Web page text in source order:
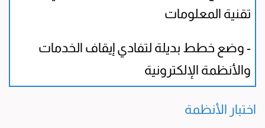
تقنية المعلومات
- وضع خطط بديلة لتفادي إيقاف الخدمات
والأنظمة الإلكترونية
اختبار الأنظمة